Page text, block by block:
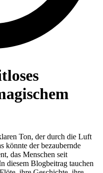
Ton, der durch die Luft
könnte der bezaubernde
das Menschen seit
diesem Blogbeitrag tauchen